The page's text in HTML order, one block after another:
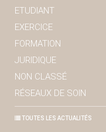
ETUDIANT
EXERCICE
FORMATION
JURIDIQUE
NON CLASSÉ
RÉSEAUX DE SOIN
TOUTES LES ACTUALITÉS